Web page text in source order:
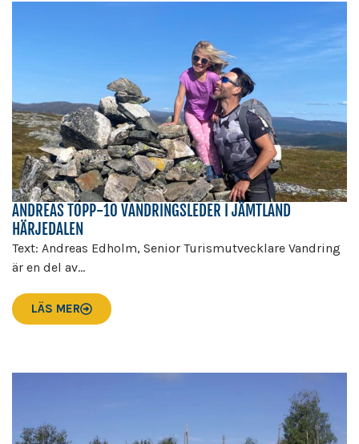
ANDREAS TOPP-10 VANDRINGSLEDER I JÄMTLAND
HÄRJEDALEN
Text: Andreas Edholm, Senior Turismutvecklare Vandring
är en del av...
LÄS MER